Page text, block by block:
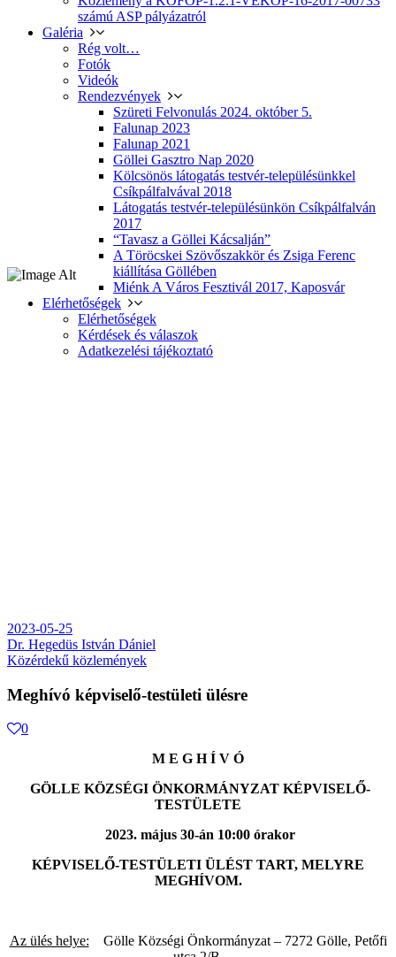
számú ASP pályázatról
Galéria
Rég volt…
Fotók
Videók
Rendezvények
Szüreti Felvonulás 2024. október 5.
Falunap 2023
Falunap 2021
Göllei Gasztro Nap 2020
Kölcsönös látogatás testvér-településünkkel
Csíkpálfalvával 2018
Látogatás testvér-településünkön Csíkpálfalván
2017
“Tavasz a Göllei Kácsalján”
A Töröcskei Szövőszakkör és Zsiga Ferenc
kiállítása Göllében
Miénk A Város Fesztivál 2017, Kaposvár
Elérhetőségek
Elérhetőségek
Kérdések és válaszok
Adatkezelési tájékoztató
2023-05-25
Dr. Hegedüs István Dániel
Közérdekű közlemények
Meghívó képviselő-testületi ülésre
0
M E G H Í V Ó
GÖLLE KÖZSÉGI ÖNKORMÁNYZAT KÉPVISELŐ-
TESTÜLETE
2023. május 30-án 10:00 órakor
KÉPVISELŐ-TESTÜLETI ÜLÉST TART, MELYRE
MEGHÍVOM.
Az ülés helye: Gölle Községi Önkormányzat – 7272 Gölle, Petőfi